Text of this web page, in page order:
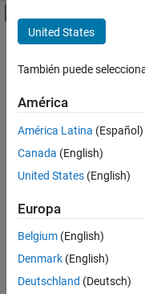
Contenido principal
FILTRADO POR
Technical Writing
Education Marketing
Product Marketing
Ordenar por
Guardar
empleos
seleccionados
No se
United States
También puede
América
América Latina (Español)
Canada (English)
United States (English)
Europa
Belgium (English)
Denmark (English)
Deutschland (Deutsch)